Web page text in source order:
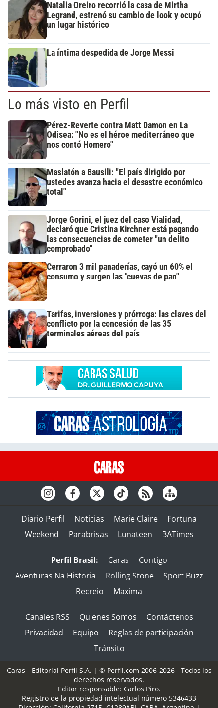
Natalia Oreiro recorrió la casa de Mirtha
Legrand, estrenó su cambio de look y ocupó
un lugar histórico
La íntima despedida de Jorge Messi
Lo más visto en Perfil
Pérez-Reverte contra Matt Damon en La
Odisea: "No es el héroe mediterráneo que
nos contó Homero"
Maslatón a Bausili: "El país dirigido por
ustedes avanza hacia el desastre económico
total"
Jorge Gorini, el juez del caso Vialidad,
declaró que Cristina Kirchner está pagando
las consecuencias de cometer "un delito
comprobado"
Cerraron 3 mil panaderías, cayó un 60% el
consumo y surgen las "cuevas de pan"
Tarifas, inversiones y prórroga: las claves del
conflicto por la concesión de las 35
terminales aéreas del país
Diario Perfil Noticias Marie Claire
Fortuna
Weekend
Parabrisas Lunateen BATimes
Perfil Brasil: Caras
Contigo
Aventuras Na Historia
Rolling Stone
Sport Buzz
Recreio
Maxima
Canales RSS Quienes Somos
Contáctenos
Privacidad
Equipo
Reglas de participación
Tránsito
Caras - Editorial Perfil S.A. | © Perfil.com 2006-2026 - Todos los
derechos reservados.
Editor responsable: Carlos Piro.
Registro de la propiedad intelectual número 5346433